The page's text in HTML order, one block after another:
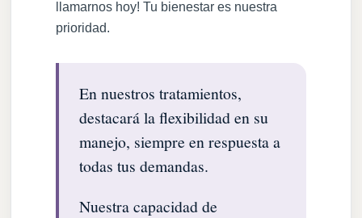
llamarnos hoy! Tu bienestar es nuestra
prioridad.
En nuestros tratamientos,
destacará la flexibilidad en su
manejo, siempre en respuesta a
todas tus demandas.
Nuestra capacidad de